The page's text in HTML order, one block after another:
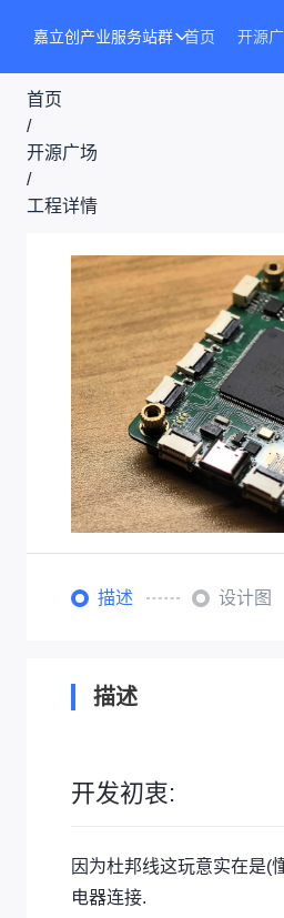
嘉立创产业服务站群 首页 开源
首页
/
开源广场
/
工程详情
描述 设计图
描述
开发初衷:
因为杜邦线这玩意实在是(
电器连接.